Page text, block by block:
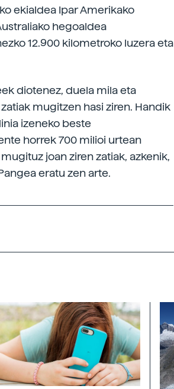
ekialdea Ipar Amerikako
hegoaldea
12.900 kilometroko luzera eta
diotenez, duela mila eta
mugitzen hasi ziren. Handik
izeneko beste
horrek 700 milioi urtean
joan ziren zatiak, azkenik,
eratu zen arte.